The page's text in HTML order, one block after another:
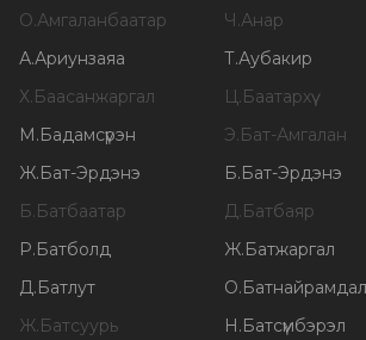
О.Амгаланбаатар Ч.Анар
А.Ариунзаяа Т.Аубакир
Х.Баасанжаргал Ц.Баатархүү
М.Бадамсүрэн Э.Бат-Амгалан
Ж.Бат-Эрдэнэ Б.Бат-Эрдэнэ
Б.Батбаатар Д.Батбаяр
Р.Батболд Ж.Батжаргал
Д.Батлут О.Батнайрамдал
Ж.Батсуурь Н.Батсүмбэрэл